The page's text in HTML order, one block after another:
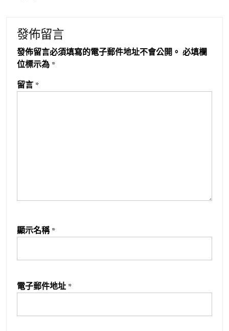
發佈留言
發佈留言必須填寫的電子郵件地址不會公開。 必填欄
位標示為 *
留言 *
顯示名稱 *
電子郵件地址 *